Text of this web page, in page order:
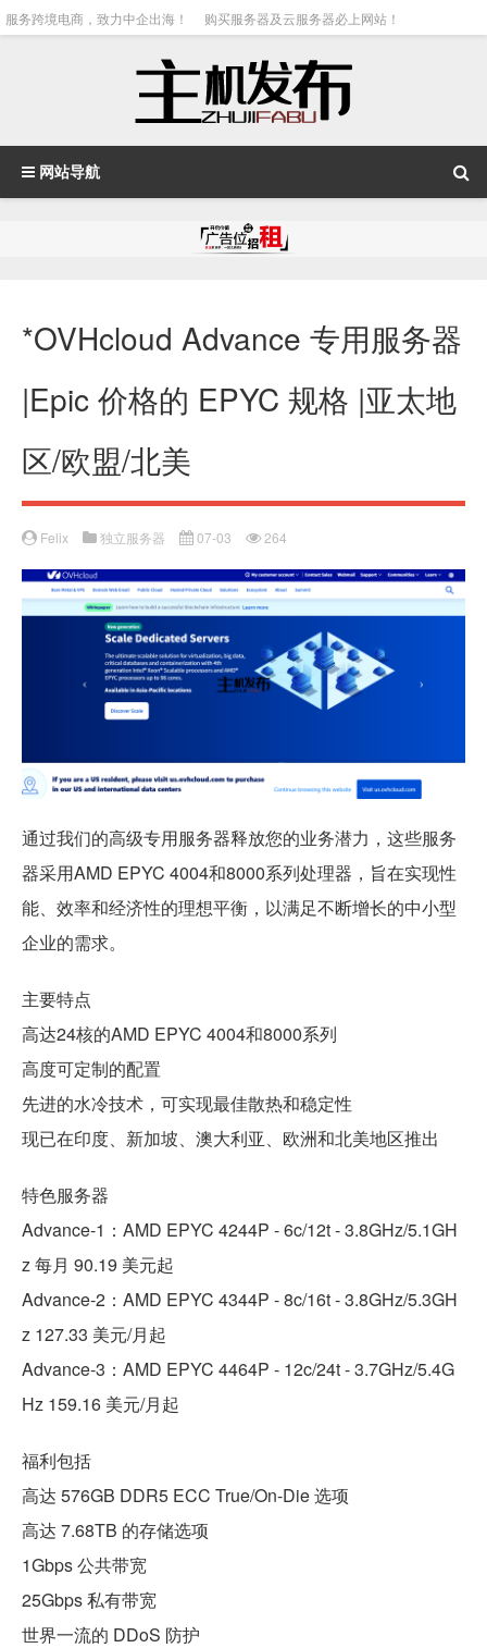
服务跨境电商，致力中企出海！ 购买服务器及云服务器必上网站！
网站导航
*OVHcloud Advance 专用服务器
|Epic 价格的 EPYC 规格 |亚太地
区/欧盟/北美
Felix 独立服务器 07-03 264
通过我们的高级专用服务器释放您的业务潜力，这些服务
器采用AMD EPYC 4004和8000系列处理器，旨在实现性
能、效率和经济性的理想平衡，以满足不断增长的中小型
企业的需求。
主要特点
高达24核的AMD EPYC 4004和8000系列
高度可定制的配置
先进的水冷技术，可实现最佳散热和稳定性
现已在印度、新加坡、澳大利亚、欧洲和北美地区推出
特色服务器
Advance-1：AMD EPYC 4244P - 6c/12t - 3.8GHz/5.1GH
z 每月 90.19 美元起
Advance-2：AMD EPYC 4344P - 8c/16t - 3.8GHz/5.3GH
z 127.33 美元/月起
Advance-3：AMD EPYC 4464P - 12c/24t - 3.7GHz/5.4G
Hz 159.16 美元/月起
福利包括
高达 576GB DDR5 ECC True/On-Die 选项
高达 7.68TB 的存储选项
1Gbps 公共带宽
25Gbps 私有带宽
世界一流的 DDoS 防护